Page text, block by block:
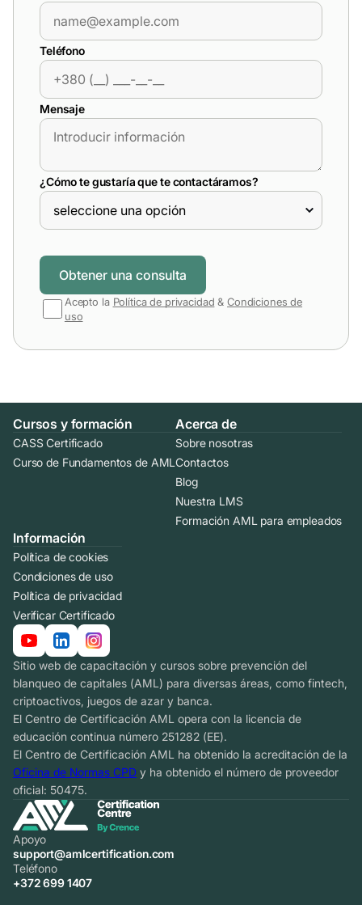
Teléfono
Mensaje
¿Cómo te gustaría que te contactáramos?
Acepto la Política de privacidad &Condiciones de
uso
Cursos y formación
CASS Certificado
Curso de Fundamentos de AML
Acerca de
Sobre nosotras
Contactos
Blog
Nuestra LMS
Formación AML para empleados
Información
Política de cookies
Condiciones de uso
Política de privacidad
Verificar Certificado
Sitio web de capacitación y cursos sobre prevención del
blanqueo de capitales (AML) para diversas áreas, como fintech,
criptoactivos, juegos de azar y banca.
El Centro de Certificación AML opera con la licencia de
educación continua número 251282 (EE).
El Centro de Certificación AML ha obtenido la acreditación de la
Oficina de Normas CPD y ha obtenido el número de proveedor
oficial: 50475.
Apoyo
support@amlcertification.com
Teléfono
+372 699 1407